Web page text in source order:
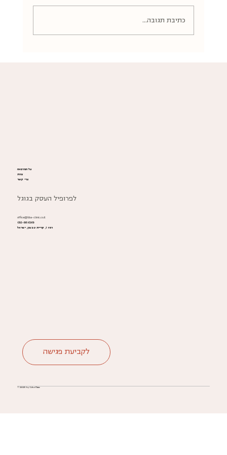
כתיבת תגובה...
© 2025 by Liba Clinic
לקביעת פגישה
office@liba-clinic.co.il
050-6616369
רמז 1, קריית טבעון, ישראל
על המרפאה
צוות
צרי קשר
לפרופיל העסק בגוגל